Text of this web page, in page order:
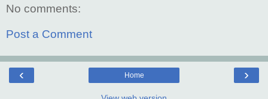
No comments:
Post a Comment
‹ ›
Home